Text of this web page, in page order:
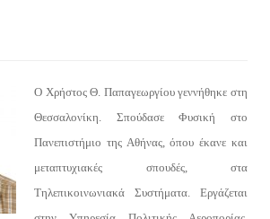
Ο Χρήστος Θ. Παπαγεωργίου γεννήθηκε στη
Θεσσαλονίκη. Σπούδασε Φυσική στο
Πανεπιστήμιο της Αθήνας, όπου έκανε και
μεταπτυχιακές σπουδές, στα
Τηλεπικοινωνιακά Συστήματα. Εργάζεται